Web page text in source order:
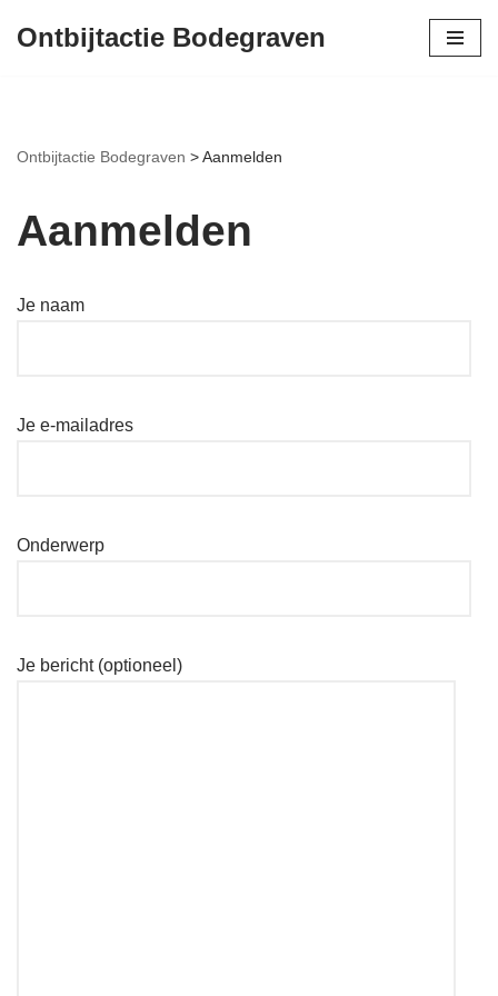
inhoud
Ontbijtactie Bodegraven
Ontbijtactie Bodegraven >Aanmelden
Aanmelden
Je naam
Je e-mailadres
Onderwerp
Je bericht (optioneel)